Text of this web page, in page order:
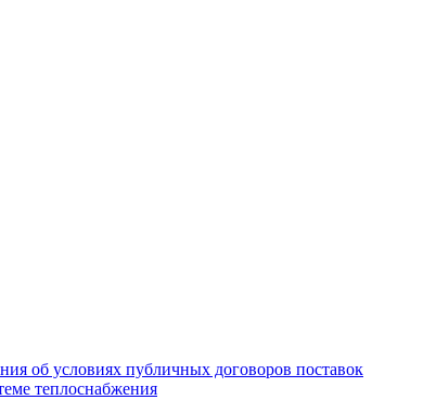
об условиях публичных договоров поставок
теплоснабжения